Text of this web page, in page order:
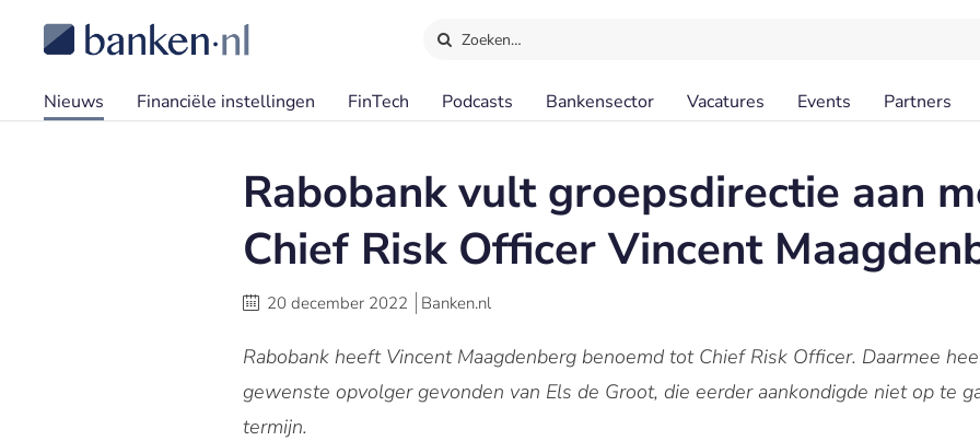
Zoeken…
Nieuws Financiële instellingen FinTech Podcasts Bankensector Vacatures Events Partners
Rabobank vult groepsdirectie aan
Chief Risk Officer Vincent
20 december 2022 Banken.nl
Rabobank heeft Vincent Maagdenberg benoemd tot Chief Risk Officer. Daarmee
gewenste opvolger gevonden van Els de Groot, die eerder aankondigde niet op te
termijn.